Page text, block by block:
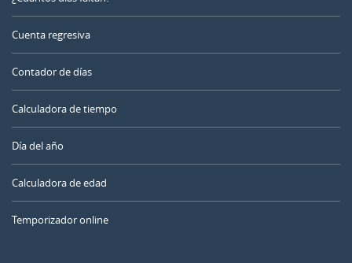
Cuenta regresiva
Contador de días
Calculadora de tiempo
Día del año
Calculadora de edad
Temporizador online